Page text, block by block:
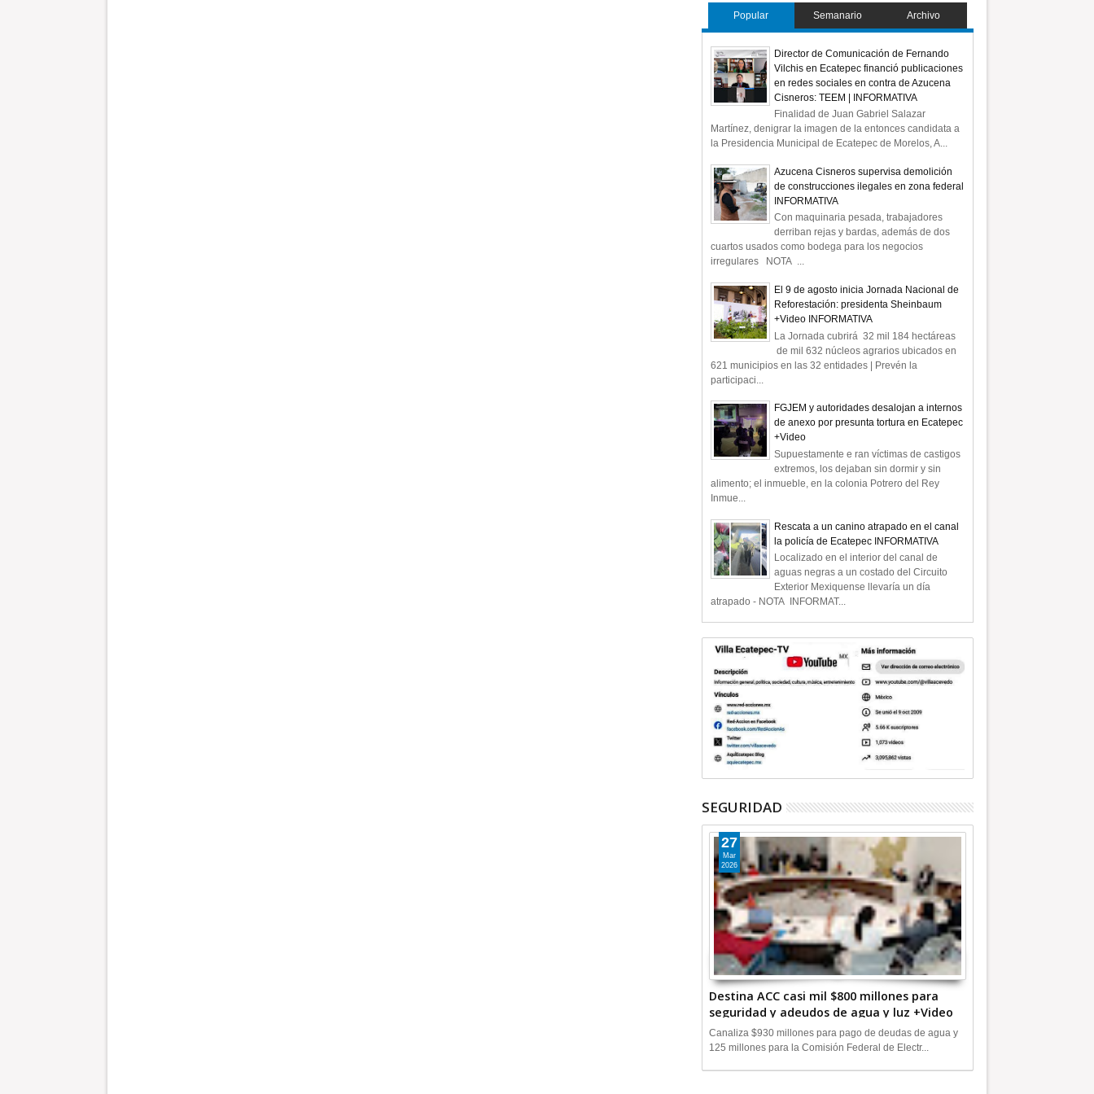
Popular Semanario Archivo
Director de Comunicación de Fernando
Vilchis en Ecatepec financió publicaciones
en redes sociales en contra de Azucena
Cisneros: TEEM | INFORMATIVA
Finalidad de Juan Gabriel Salazar
Martínez, denigrar la imagen de la entonces candidata a
la Presidencia Municipal de Ecatepec de Morelos, A...
Azucena Cisneros supervisa demolición
de construcciones ilegales en zona federal
INFORMATIVA
Con maquinaria pesada, trabajadores
derriban rejas y bardas, además de dos
cuartos usados como bodega para los negocios
irregulares NOTA ...
El 9 de agosto inicia Jornada Nacional de
Reforestación: presidenta Sheinbaum
+Video INFORMATIVA
La Jornada cubrirá 32 mil 184 hectáreas
de mil 632 núcleos agrarios ubicados en
621 municipios en las 32 entidades | Prevén la
participaci...
FGJEM y autoridades desalojan a internos
de anexo por presunta tortura en Ecatepec
+Video
Supuestamente e ran víctimas de castigos
extremos, los dejaban sin dormir y sin
alimento; el inmueble, en la colonia Potrero del Rey
Inmue...
Rescata a un canino atrapado en el canal
la policía de Ecatepec INFORMATIVA
Localizado en el interior del canal de
aguas negras a un costado del Circuito
Exterior Mexiquense llevaría un día
atrapado - NOTA INFORMAT...
SEGURIDAD
Destina ACC casi mil $800 millones para
seguridad y adeudos de agua y luz +Video
27
Mar
2026
Canaliza $930 millones para pago de deudas de agua y
125 millones para la Comisión Federal de Electr...